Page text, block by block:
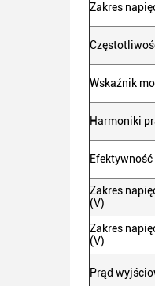
Zakres
Wskaźnik
Harmoniki
Efektywność
Zakres
(V)
Zakres
(V)
Prąd